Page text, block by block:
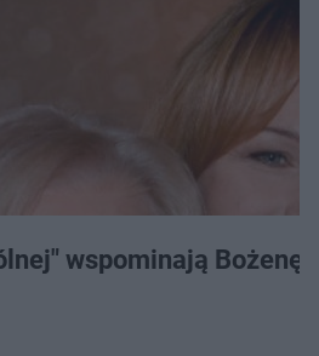
wspominają Bożenę